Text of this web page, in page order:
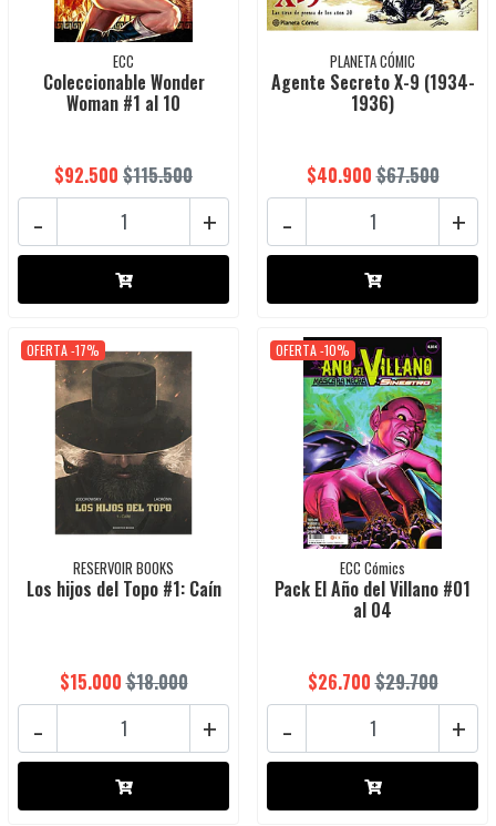
ECC
Coleccionable Wonder
Woman #1 al 10
$92.500 $115.500
+
-
PLANETA CÓMIC
Agente Secreto X-9 (1934-
1936)
$40.900$67.500
+
-
OFERTA -17%
RESERVOIR BOOKS
Los hijos del Topo #1: Caín
$15.000$18.000
+
-
OFERTA -10%
ECC Cómics
Pack El Año del Villano #01
al 04
$26.700$29.700
+
-